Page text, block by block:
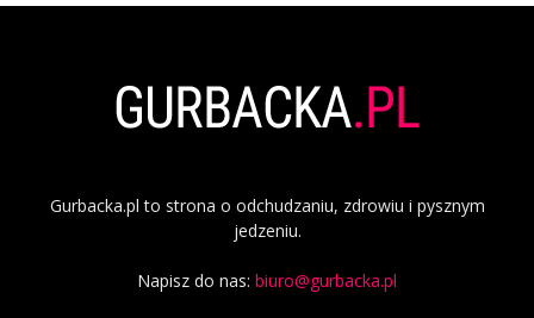
Gurbacka.pl to strona o odchudzaniu, zdrowiu i pysznym
jedzeniu.
Napisz do nas: biuro@gurbacka.pl